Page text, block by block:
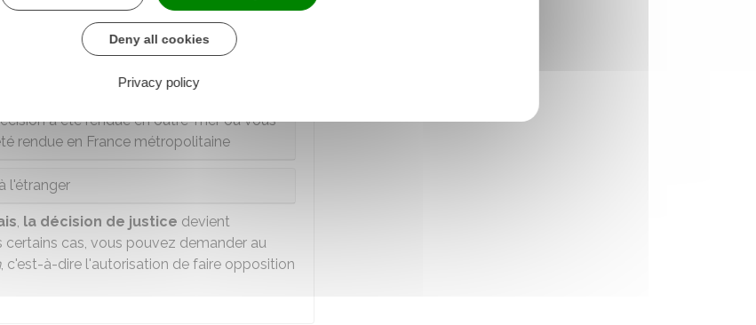
a été rendue par un tribunal de
décision a été rendue par un tribunal
a été rendue en outre-mer ou vous
rendue en France métropolitaine
l'étranger
, la décision de justice devient
certains cas, vous pouvez demander au
, c'est-à-dire l'autorisation de faire opposition
Deny all cookies
Privacy policy